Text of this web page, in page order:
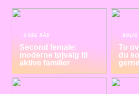
GODE RÅD
Second female:
moderne tøjvalg til
aktive familier
BOLIG
To
du